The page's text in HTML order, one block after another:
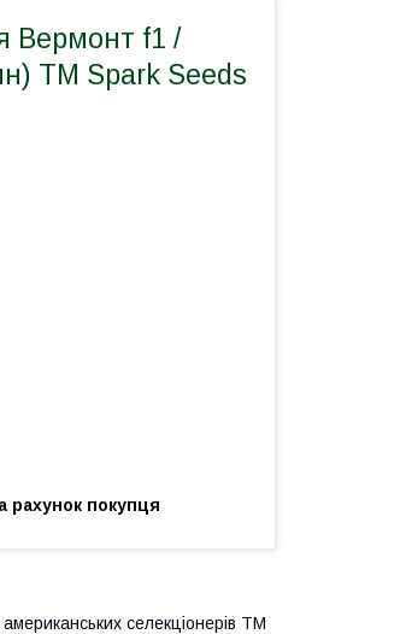
Вермонт f1 /
ТМ Spark Seeds
рахунок покупця
селекціонерів ТМ